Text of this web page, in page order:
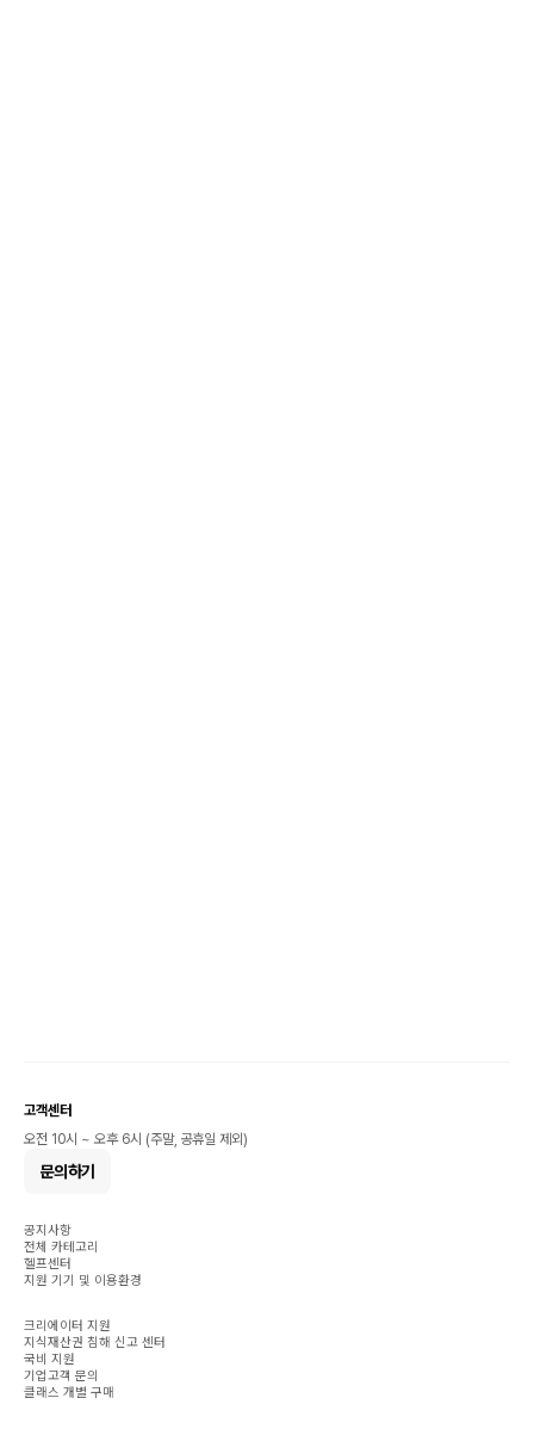
고객센터
오전 10시 ~ 오후 6시 (주말, 공휴일 제외)
문의하기
공지사항
전체 카테고리
헬프센터
지원 기기 및 이용환경
크리에이터 지원
지식재산권 침해 신고 센터
국비 지원
기업고객 문의
클래스 개별 구매